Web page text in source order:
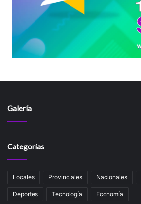
Galería
Categorías
Locales Provinciales Nacionales
Deportes Tecnología Economía